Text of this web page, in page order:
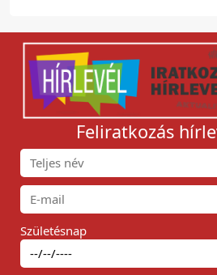
Feliratkozás
Születésnap